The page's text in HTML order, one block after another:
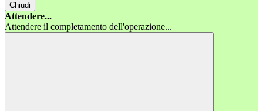
Chiudi
Attendere...
Attendere il completamento dell'operazione...